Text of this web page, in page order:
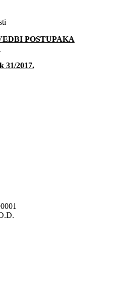
POSTUPAKA
31/2017.